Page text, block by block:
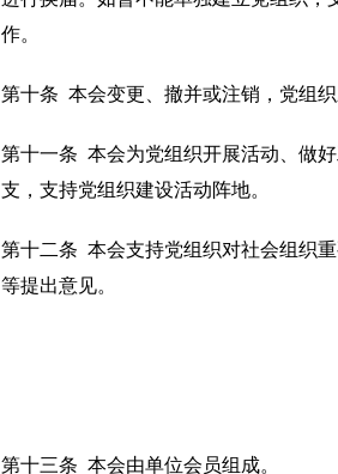
作。
第十条 本会变更、撤并或注销，党组
第十一条 本会为党组织开展活动、做
支，支持党组织建设活动阵地。
第十二条 本会支持党组织对社会组织
等提出意见。
第十三条 本会由单位会员组成。